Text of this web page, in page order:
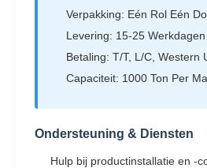
Verpakking: Eén Rol Eén
Levering: 15-25 Werkdagen
Betaling: T/T, L/C, Western
Capaciteit: 1000 Ton Per
Ondersteuning & Diensten
Hulp bij productinstallatie en -